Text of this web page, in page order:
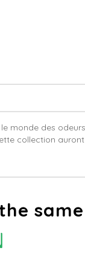
monde des odeurs
collection